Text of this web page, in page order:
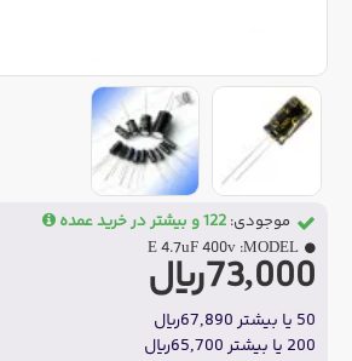
73,000ریال
50 یا بیشتر 67,890ریال
200 یا بیشتر 65,700ریال
موجودی: 122 و بیشتر در خرید عمده
MODEL:
E 4.7uF 400v